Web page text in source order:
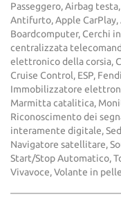
Passeggero, Airbag
Antifurto, Apple
Boardcomputer, Cerchi
centralizzata
elettronico della corsia,
Cruise Control, ESP,
Immobilizzatore
Marmitta catalitica,
Riconoscimento dei
interamente digitale,
Navigatore satellitare,
Start/Stop Automatico,
Vivavoce, Volante in pelle